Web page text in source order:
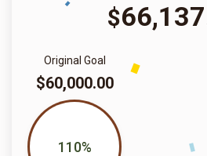
$
Original Goal
$60,000.00
110%